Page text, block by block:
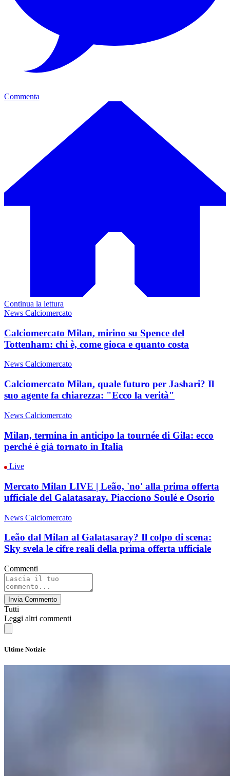
Commenta
Continua la lettura
News Calciomercato
Calciomercato Milan, mirino su Spence del
Tottenham: chi è, come gioca e quanto costa
News Calciomercato
Calciomercato Milan, quale futuro per Jashari? Il
suo agente fa chiarezza: "Ecco la verità"
News Calciomercato
Milan, termina in anticipo la tournée di Gila: ecco
perché è già tornato in Italia
Live
Mercato Milan LIVE | Leão, 'no' alla prima offerta
ufficiale del Galatasaray. Piacciono Soulé e Osorio
News Calciomercato
Leão dal Milan al Galatasaray? Il colpo di scena:
Sky svela le cifre reali della prima offerta ufficiale
Commenti
Invia Commento
Tutti
Leggi altri commenti
Ultime Notizie